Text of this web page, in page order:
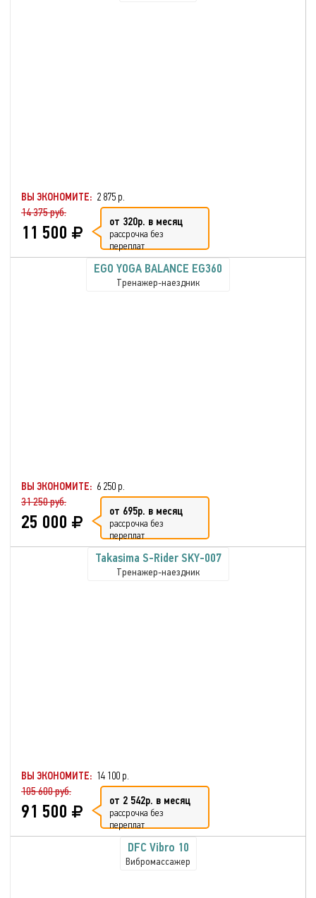
ВЫ ЭКОНОМИТЕ: 2 875 р.
14 375 руб.
11 500 от 320р. в месяц
рассрочка без
переплат
EGO YOGA BALANCE EG360
Тренажер-наездник
ВЫ ЭКОНОМИТЕ: 6 250 р.
31 250 руб.
25 000 от 695р. в месяц
рассрочка без
переплат
Takasima S-Rider SKY-007
Тренажер-наездник
ВЫ ЭКОНОМИТЕ: 14 100 р.
105 600 руб.
91 500 от 2 542р. в месяц
рассрочка без
переплат
DFC Vibro 10
Вибромассажер